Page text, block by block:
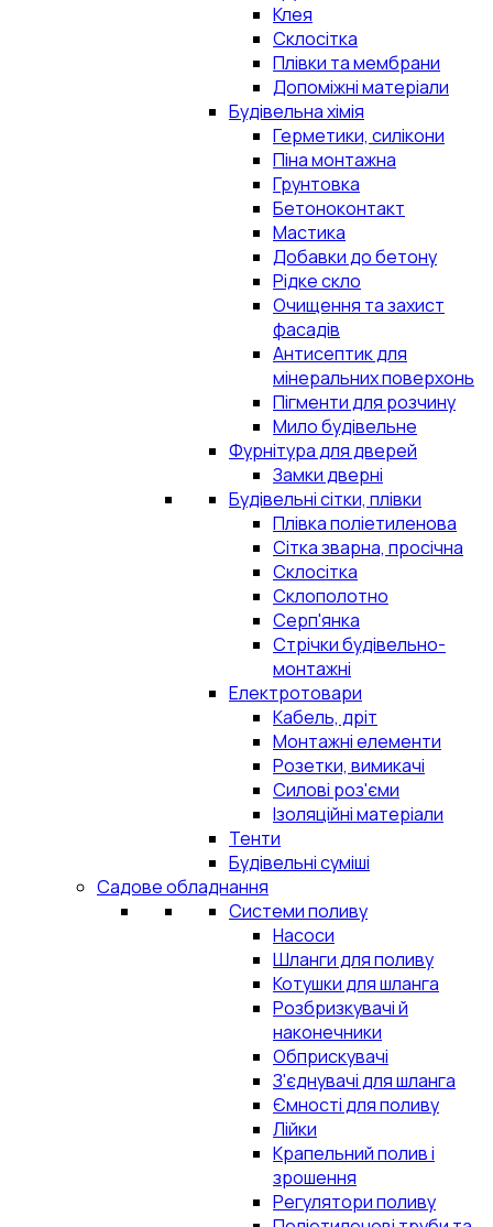
Клея
Склосітка
Плівки та мембрани
Допоміжні матеріали
Будівельна хімія
Герметики, силікони
Піна монтажна
Грунтовка
Бетоноконтакт
Мастика
Добавки до бетону
Рідке скло
Очищення та захист
фасадів
Антисептик для
мінеральних поверхонь
Пігменти для розчину
Мило будівельне
Фурнітура для дверей
Замки дверні
Будівельні сітки, плівки
Плівка поліетиленова
Сітка зварна, просічна
Склосітка
Склополотно
Серп'янка
Стрічки будівельно-
монтажні
Електротовари
Кабель, дріт
Монтажні елементи
Розетки, вимикачі
Силові роз'єми
Ізоляційні матеріали
Тенти
Будівельні суміші
Садове обладнання
Системи поливу
Насоси
Шланги для поливу
Котушки для шланга
Розбризкувачі й
наконечники
Обприскувачі
З'єднувачі для шланга
Ємності для поливу
Лійки
Крапельний полив і
зрошення
Регулятори поливу